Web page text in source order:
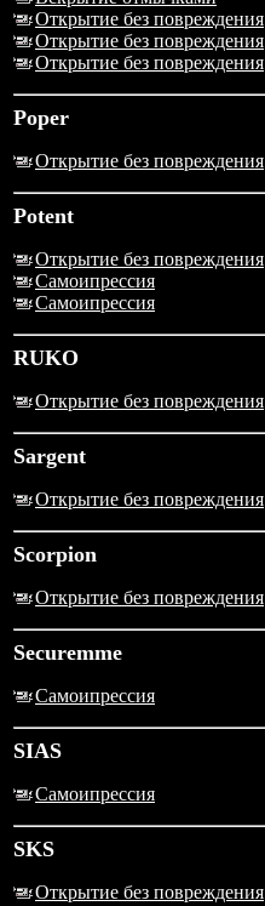
Открытие без повреждения
Открытие без повреждения
Открытие без повреждения
Poper
Открытие без повреждения
Potent
Открытие без повреждения
Самоипрессия
Самоипрессия
RUKO
Открытие без повреждения
Sargent
Открытие без повреждения
Scorpion
Открытие без повреждения
Securemme
Самоипрессия
SIAS
Самоипрессия
SKS
Открытие без повреждения